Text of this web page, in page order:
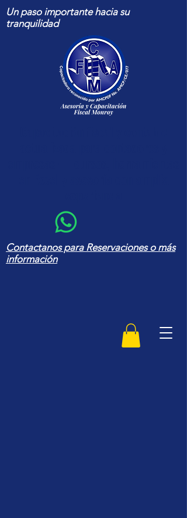
Un paso importante hacia su
tranquilidad
Contactanos para Reservaciones o más
información